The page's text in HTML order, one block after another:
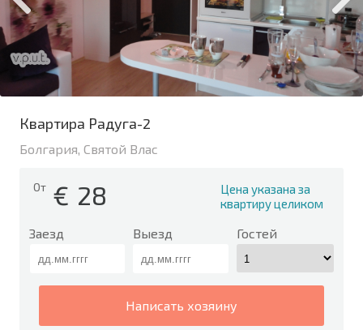
Квартира Радуга-2
Болгария, Святой Влас
От € 28
Цена указана за
квартиру целиком
Заезд Выезд Гостей
написать хозяину